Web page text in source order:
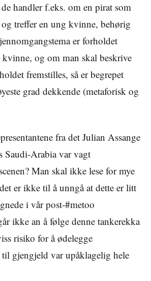
handler f.eks. om en pirat som
treffer en ung kvinne, behørig
er forholdet
og om man skal beskrive
fremstilles, så er begrepet
grad dekkende (metaforisk og
fra det Julian Assange
Saudi-Arabia var vagt
Man skal ikke lese for mye
er ikke til å unngå at dette er litt
i vår post-#metoo
ikke an å følge denne tankerekka
risiko for å ødelegge
gjengjeld var upåklagelig hele